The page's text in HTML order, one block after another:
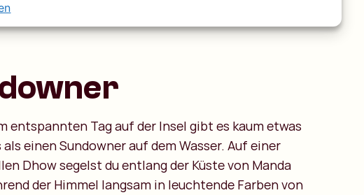
entspannten Tag auf der Insel gibt es kaum etwas
einen Sundowner auf dem Wasser. Auf einer
Dhow segelst du entlang der Küste von Manda
der Himmel langsam in leuchtende Farben von